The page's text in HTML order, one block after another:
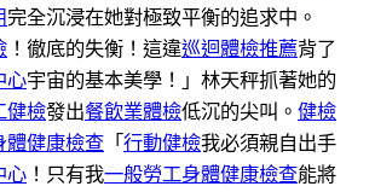
完全沉浸在她對極致平衡的追求中。
！徹底的失衡！這違巡迴體檢推薦背了
心宇宙的基本美學！」林天秤抓著她的
健檢發出餐飲業體檢低沉的尖叫。 健檢
體健康檢查 「行動健檢我必須親自出手
心 ！只有我一般勞工身體健康檢查能將